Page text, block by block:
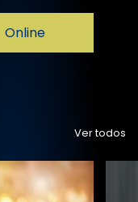
Online
Ver todos